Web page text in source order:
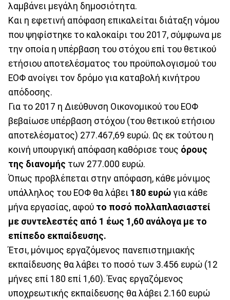
λαμβάνει μεγάλη δημοσιότητα.
Και η εφετινή απόφαση επικαλείται διάταξη νόμου
που ψηφίστηκε το καλοκαίρι του 2017, σύμφωνα με
την οποία η υπέρβαση του στόχου επί του θετικού
ετήσιου αποτελέσματος του προϋπολογισμού του
ΕΟΦ ανοίγει τον δρόμο για καταβολή κινήτρου
απόδοσης.
Για το 2017 η Διεύθυνση Οικονομικού του ΕΟΦ
βεβαίωσε υπέρβαση στόχου (του θετικού ετήσιου
αποτελέσματος) 277.467,69 ευρώ. Ως εκ τούτου η
κοινή υπουργική απόφαση καθόρισε τους όρους
της διανομής των 277.000 ευρώ.
Όπως προβλέπεται στην απόφαση, κάθε μόνιμος
υπάλληλος του ΕΟΦ θα λάβει 180 ευρώ για κάθε
μήνα εργασίας, αφού το ποσό πολλαπλασιαστεί
με συντελεστές από 1 έως 1,60 ανάλογα με το
επίπεδο εκπαίδευσης.
Έτσι, μόνιμος εργαζόμενος πανεπιστημιακής
εκπαίδευσης θα λάβει το ποσό των 3.456 ευρώ (12
μήνες επί 180 επί 1,60). Ένας εργαζόμενος
υποχρεωτικής εκπαίδευσης θα λάβει 2.160 ευρώ